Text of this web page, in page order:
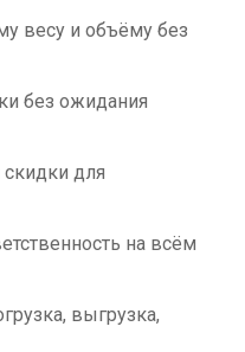
весу и объёму без
без ожидания
для
на всём
выгрузка,